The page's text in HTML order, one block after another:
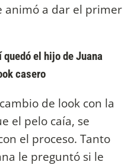
animó a dar el primer
el hijo de Juana
casero
de look con la
el pelo caía, se
el proceso. Tanto
le preguntó si le